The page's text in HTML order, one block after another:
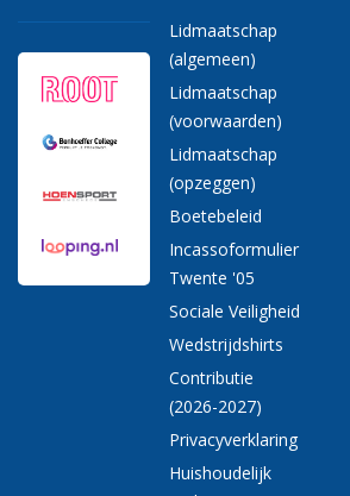
Lidmaatschap
(algemeen)
Lidmaatschap
(voorwaarden)
Lidmaatschap
(opzeggen)
Boetebeleid
Incassoformulier
Twente '05
Sociale Veiligheid
Wedstrijdshirts
Contributie
(2026-2027)
Privacyverklaring
Huishoudelijk